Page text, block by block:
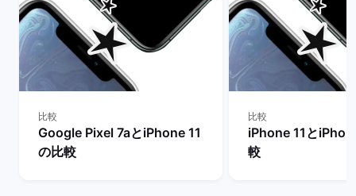
比較
Google Pixel 7aとiPhone 11
の比較
比較
iPhone 11と
較